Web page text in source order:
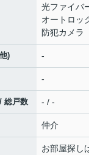
光ファイバ
オートロッ
防犯カメラ
) -
-
総戸数 - / -
仲介
お部屋探し